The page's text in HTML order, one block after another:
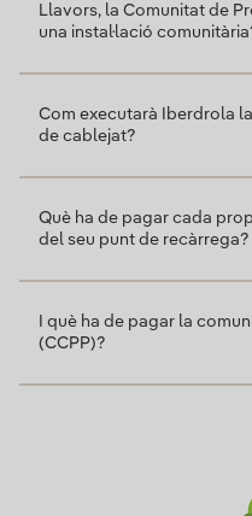
Llavors, la Comunitat de
una instal·lació
Com executarà Iberdrola
de cablejat?
Què ha de pagar cada
del seu punt de recàrrega?
I què ha de pagar la
(CCPP)?